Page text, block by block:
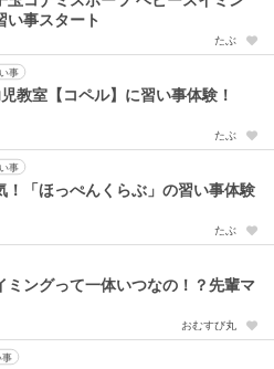
い事スタート
たぶ
事
教室【コペル】に習い事体験！
たぶ
事
！「ほっぺんくらぶ」の習い事体験
たぶ
ミングって一体いつなの！？先輩マ
おむすび丸
事